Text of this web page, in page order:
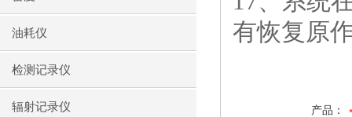
油耗仪
检测记录仪
辐射记录仪
有恢复原
产品：